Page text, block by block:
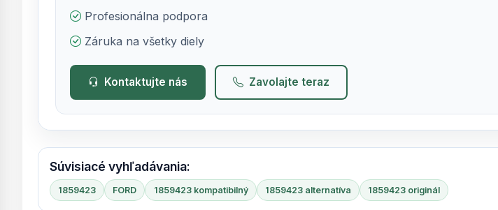
Profesionálna podpora
Záruka na všetky diely
Kontaktujte nás Zavolajte teraz
Súvisiacé vyhľadávania:
1859423 FORD 1859423 kompatibilný 1859423 alternatíva 1859423 originál